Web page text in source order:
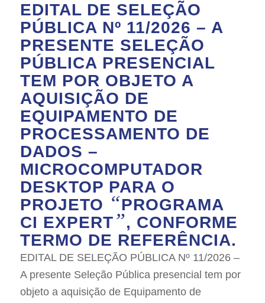
EDITAL DE SELEÇÃO
PÚBLICA Nº 11/2026 – A
PRESENTE SELEÇÃO
PÚBLICA PRESENCIAL
TEM POR OBJETO A
AQUISIÇÃO DE
EQUIPAMENTO DE
PROCESSAMENTO DE
DADOS –
MICROCOMPUTADOR
DESKTOP PARA O
PROJETO “PROGRAMA
CI EXPERT”, CONFORME
TERMO DE REFERÊNCIA.
EDITAL DE SELEÇÃO PÚBLICA Nº 11/2026 –
A presente Seleção Pública presencial tem por
objeto a aquisição de Equipamento de